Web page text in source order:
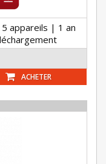
appareils | 1 an
ACHETER